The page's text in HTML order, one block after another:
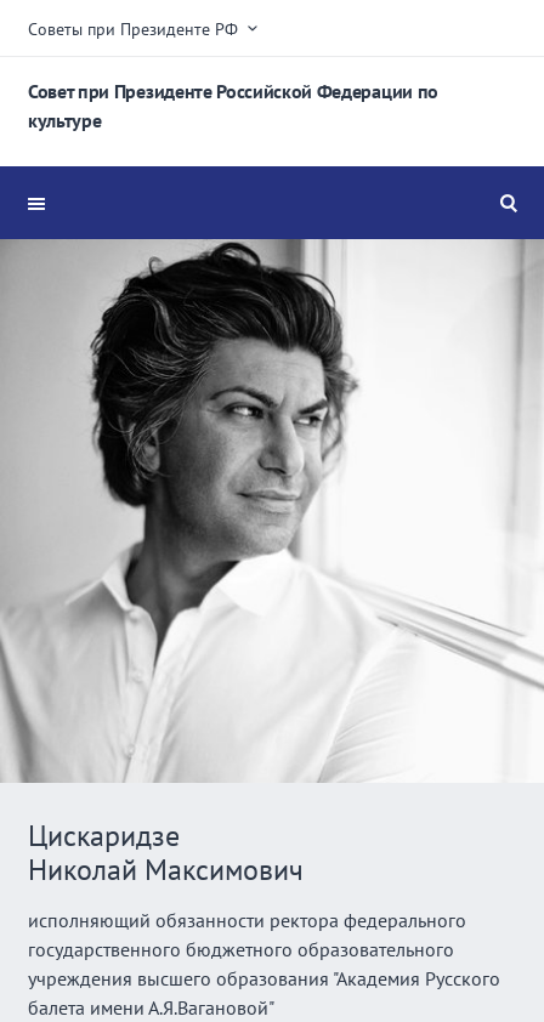
Советы при Президенте РФ
Совет при Президенте Российской Федерации по
культуре
Цискаридзе
Николай Максимович
исполняющий обязанности ректора федерального
государственного бюджетного образовательного
учреждения высшего образования "Академия Русского
балета имени А.Я.Вагановой"